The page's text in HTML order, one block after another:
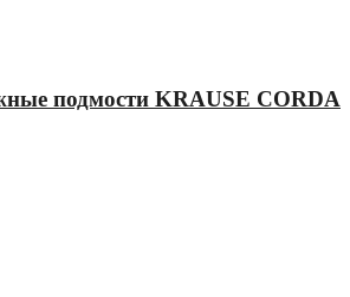
подмости KRAUSE CORDA